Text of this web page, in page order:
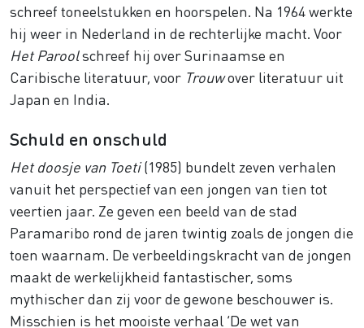
schreef toneelstukken en hoorspelen. Na 1964 werkte
hij weer in Nederland in de rechterlijke macht. Voor
Het Paroolschreef hij over Surinaamse en
Caribische literatuur, voor Trouwover literatuur uit
Japan en India.
Schuld en onschuld
Het doosje van Toeti(1985) bundelt zeven verhalen
vanuit het perspectiefvan een jongen van tien tot
veertien jaar. Ze geven een beeld van de stad
Paramaribo rond de jaren twintig zoals de jongen die
toen waarnam. De verbeeldingskracht van de jongen
maakt de werkelijkheid fantastischer, soms
mythischer dan zij voor de gewone beschouwer is.
Misschien is het mooiste verhaal ‘De wet van